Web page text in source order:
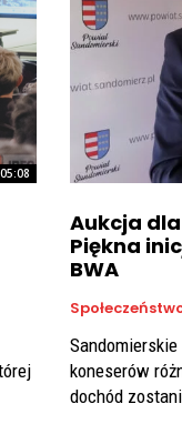
Aukcja dla
Piękna
BWA
koneserów
dochód